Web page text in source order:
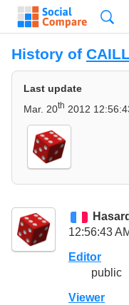
History of
Last update
Mar. 20th 2012
12:56:43
Editor
public
Viewer